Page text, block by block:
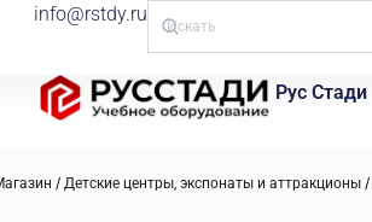
info@rstdy.ru
Рус Стади
/ Детские центры, экспонаты и аттракционы /